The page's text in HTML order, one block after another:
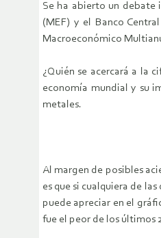
Se ha abierto un debate
(MEF) y el Banco
Macroeconómico
¿Quién se acercará a la
economía mundial y su
metales.
Al margen de posibles
es que si cualquiera de
puede apreciar en el
fue el peor de los últimos